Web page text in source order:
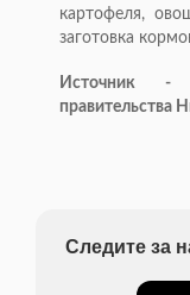
картофеля,
заготовка
Источник -
правительства
Следите за